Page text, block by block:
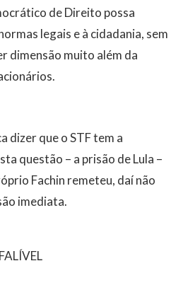
de Direito possa
legais e à cidadania, sem
dimensão muito além da
dizer que o STF tem a
questão – a prisão de Lula –
Fachin remeteu, daí não
imediata.